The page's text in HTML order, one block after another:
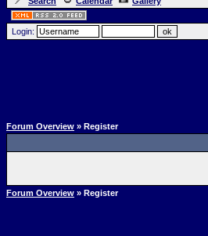
Login:
Forum Overview » Register
Forum Overview » Register